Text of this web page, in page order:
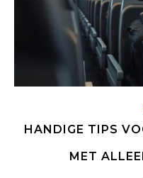
HANDIGE TIPS
MET